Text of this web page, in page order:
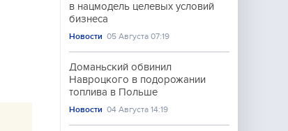
в нацмодель целевых условий
бизнеса
Новости 05 Августа 07:19
Доманьский обвинил
Навроцкого в подорожании
топлива в Польше
Новости 04 Августа 14:19